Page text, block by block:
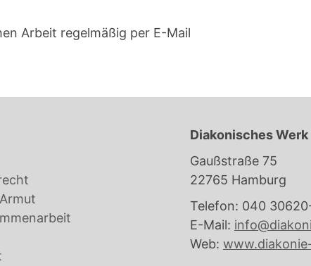
Arbeit regelmäßig per E-Mail
Diakonisches Werk
Gaußstraße 75
22765 Hamburg
Telefon: 040
E-Mail:
Web: